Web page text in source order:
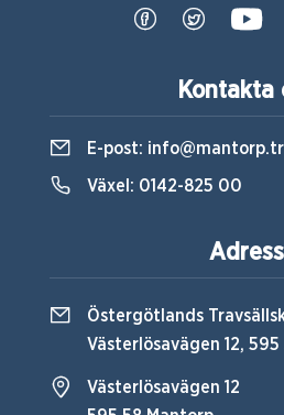
Kontakta
E-post:
Växel: 0142-825 00
Adress
Östergötlands
Västerlösavägen 12,
Västerlösavägen 12